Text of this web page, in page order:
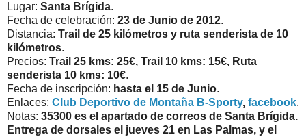
Lugar: Santa Brígida.
Fecha de celebración: 23 de Junio de 2012.
Distancia: Trail de 25 kilómetros y ruta senderista de 10
kilómetros.
Precios: Trail 25 kms: 25€, Trail 10 kms: 15€, Ruta
senderista 10 kms: 10€.
Fecha de inscripción: hasta el 15 de Junio.
Enlaces: Club Deportivo de Montaña B-Sporty, facebook.
Notas: 35300 es el apartado de correos de Santa Brígida.
Entrega de dorsales el jueves 21 en Las Palmas, y el